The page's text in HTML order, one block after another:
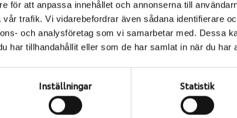
för att anpassa innehållet och annonserna till
trafik. Vi vidarebefordrar även sådana identifierare
och analysföretag som vi samarbetar med. Dessa
har tillhandahållit eller som de har samlat in när du har
Inställningar Statistik
levereras de direkt till någon av våra
tid för upphämtning eller service. När vi byter